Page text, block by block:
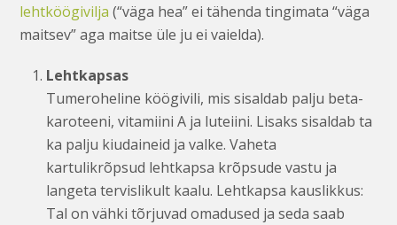
lehtköögivilja (“väga hea” ei tähenda tingimata “väga
maitsev” aga maitse üle ju ei vaielda).
Lehtkapsas
Tumeroheline köögivili, mis sisaldab palju beta-
karoteeni, vitamiini A ja luteiini. Lisaks sisaldab ta
ka palju kiudaineid ja valke. Vaheta
kartulikrõpsud lehtkapsa krõpsude vastu ja
langeta tervislikult kaalu. Lehtkapsa kauslikkus:
Tal on vähki tõrjuvad omadused ja seda saab